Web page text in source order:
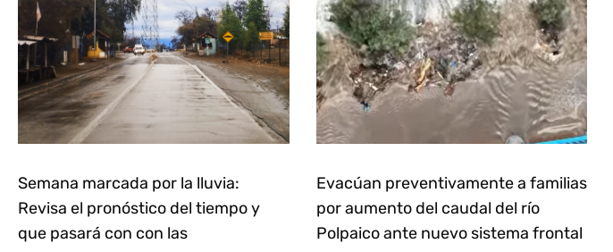
Semana marcada por la lluvia:
Revisa el pronóstico del tiempo y
que pasará con con las
Evacúan preventivamente a familias
por aumento del caudal del río
Polpaico ante nuevo sistema frontal